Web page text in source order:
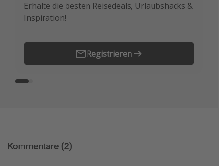
Erhalte die besten Reisedeals, Urlaubshacks &
Inspiration!
Registrieren
Buche die besten Reiseschnäppchen als
Erstes.
Kommentare (2)